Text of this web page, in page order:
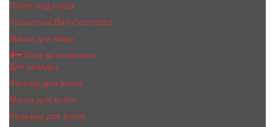
Патчи под глаза
Косметика Dari Cosmetics
Маски для лица
Уход за волосами
Для укладки
Филлер для волос
Маска для волос
Бальзам для волос